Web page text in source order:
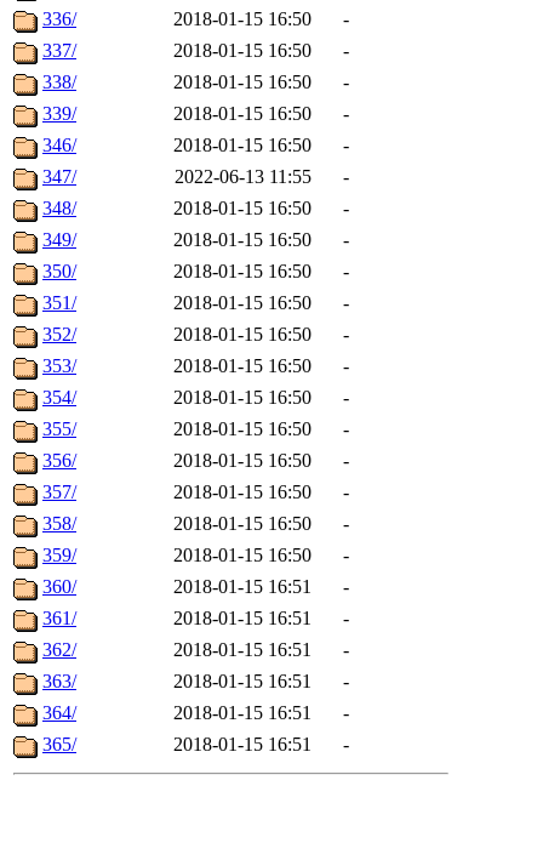
336/
2018-01-15 16:50
-
337/
2018-01-15 16:50
-
338/
2018-01-15 16:50
-
339/
2018-01-15 16:50
-
346/
2018-01-15 16:50
-
347/
2022-06-13 11:55
-
348/
2018-01-15 16:50
-
349/
2018-01-15 16:50
-
350/
2018-01-15 16:50
-
351/
2018-01-15 16:50
-
352/
2018-01-15 16:50
-
353/
2018-01-15 16:50
-
354/
2018-01-15 16:50
-
355/
2018-01-15 16:50
-
356/
2018-01-15 16:50
-
357/
2018-01-15 16:50
-
358/
2018-01-15 16:50
-
359/
2018-01-15 16:50
-
360/
2018-01-15 16:51
-
361/
2018-01-15 16:51
-
362/
2018-01-15 16:51
-
363/
2018-01-15 16:51
-
364/
2018-01-15 16:51
-
365/
2018-01-15 16:51 -